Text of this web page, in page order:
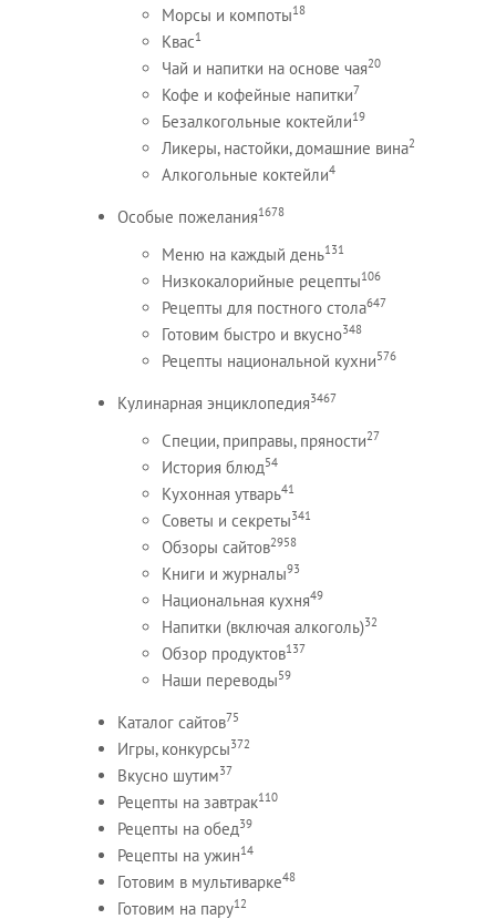
Морсы и компоты18
Квас1
Чай и напитки на основе чая20
Кофе и кофейные напитки7
Безалкогольные коктейли19
Ликеры, настойки, домашние вина2
Алкогольные коктейли4
Особые пожелания1678
Меню на каждый день131
Низкокалорийные рецепты106
Рецепты для постного стола647
Готовим быстро и вкусно348
Рецепты национальной кухни576
Кулинарная энциклопедия3467
Специи, приправы, пряности27
История блюд54
Кухонная утварь41
Советы и секреты341
Обзоры сайтов2958
Книги и журналы93
Национальная кухня49
Напитки (включая алкоголь)32
Обзор продуктов137
Наши переводы59
Каталог сайтов75
Игры, конкурсы372
Вкусно шутим37
Рецепты на завтрак110
Рецепты на обед39
Рецепты на ужин14
Готовим в мультиварке48
Готовим на пару12